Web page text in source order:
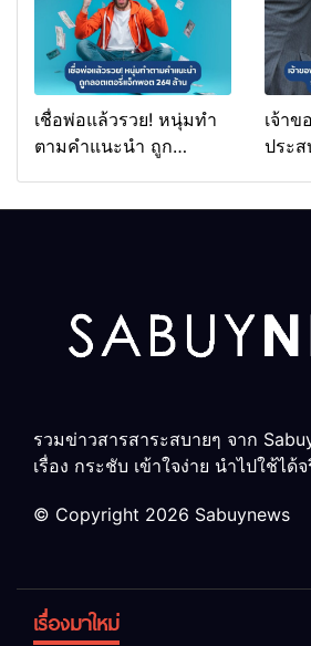
เชื่อพ่อแล้วรวย! หนุ่มทำ
ตามคำแนะนำ ถูก
เจ้าข
ประ
รวมข่าวสารสาระสบายๆ จาก
เรื่อง กระชับ เข้าใจง่าย นำไปใช้ได้จ
© Copyright 2026 Sabuynews
เรื่องมาใหม่